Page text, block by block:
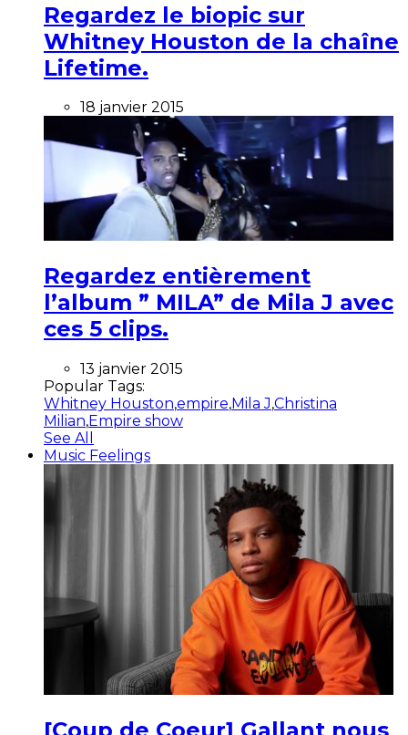
Regardez le biopic sur
Whitney Houston de la chaîne
Lifetime.
18 janvier 2015
Regardez entièrement
l’album ” MILA” de Mila J avec
ces 5 clips.
13 janvier 2015
Popular Tags:
Whitney Houston,empire,Mila J,Christina
Milian,Empire show
See All
Music Feelings